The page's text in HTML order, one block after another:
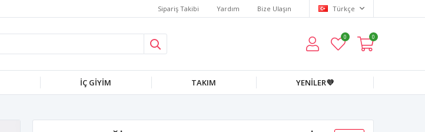
Sipariş Takibi Yardım Bize Ulaşın Türkçe
0 0
İÇ GİYİM TAKIM YENİLER💜